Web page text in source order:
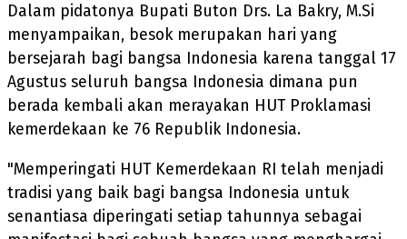
Dalam pidatonya Bupati Buton Drs. La Bakry, M.Si
menyampaikan, besok merupakan hari yang
bersejarah bagi bangsa Indonesia karena tanggal 17
Agustus seluruh bangsa Indonesia dimana pun
berada kembali akan merayakan HUT Proklamasi
kemerdekaan ke 76 Republik Indonesia.
"Memperingati HUT Kemerdekaan RI telah menjadi
tradisi yang baik bagi bangsa Indonesia untuk
senantiasa diperingati setiap tahunnya sebagai